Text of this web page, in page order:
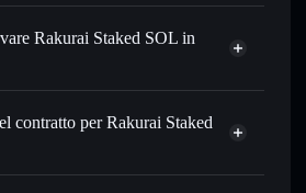
RAISOL
— trasferisci RAISOL senza
i wallet usando l’Aggregatore di
Aggregatore di privacy
Rakurai Staked SOL in
Rakurai Staked SOL
contratto per Rakurai Staked
Rakurai Staked